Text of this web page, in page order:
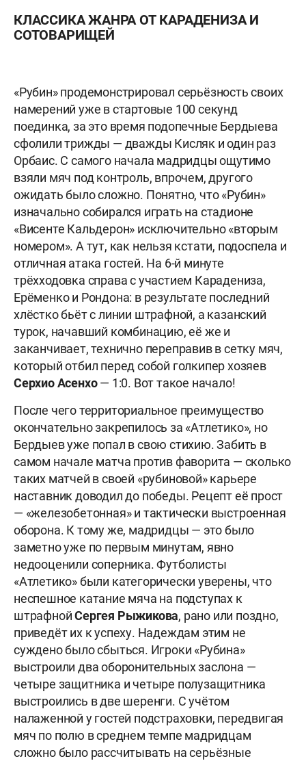
КЛАССИКА ЖАНРА ОТ КАРАДЕНИЗА И
СОТОВАРИЩЕЙ
«Рубин» продемонстрировал серьёзность своих
намерений уже в стартовые 100 секунд
поединка, за это время подопечные Бердыева
сфолили трижды — дважды Кисляк и один раз
Орбаис. С самого начала мадридцы ощутимо
взяли мяч под контроль, впрочем, другого
ожидать было сложно. Понятно, что «Рубин»
изначально собирался играть на стадионе
«Висенте Кальдерон» исключительно «вторым
номером». А тут, как нельзя кстати, подоспела и
отличная атака гостей. На 6-й минуте
трёхходовка справа с участием Карадениза,
Ерёменко и Рондона: в результате последний
хлёстко бьёт с линии штрафной, а казанский
турок, начавший комбинацию, её же и
заканчивает, технично переправив в сетку мяч,
который отбил перед собой голкипер хозяев
Серхио Асенхо— 1:0. Вот такое начало!
После чего территориальное преимущество
окончательно закрепилось за «Атлетико», но
Бердыев уже попал в свою стихию. Забить в
самом начале матча против фаворита — сколько
таких матчей в своей «рубиновой» карьере
наставник доводил до победы. Рецепт её прост
— «железобетонная» и тактически выстроенная
оборона. К тому же, мадридцы — это было
заметно уже по первым минутам, явно
недооценили соперника. Футболисты
«Атлетико» были категорически уверены, что
неспешное катание мяча на подступах к
штрафнойСергея Рыжикова, рано или поздно,
приведёт их к успеху. Надеждам этим не
суждено было сбыться. Игроки «Рубина»
выстроили два оборонительных заслона —
четыре защитника и четыре полузащитника
выстроились в две шеренги. С учётом
налаженной у гостей подстраховки, передвигая
мяч по полю в среднем темпе мадридцам
сложно было рассчитывать на серьёзные